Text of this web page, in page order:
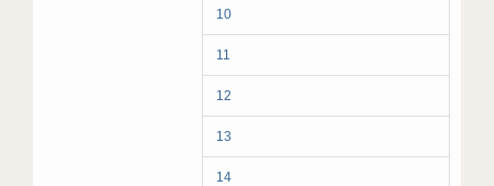
10
11
12
13
14